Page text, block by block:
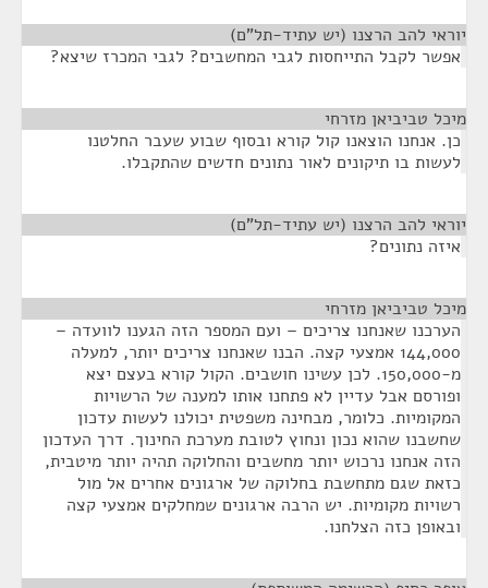
יוראי להב הרצנו (יש עתיד-תל"ם)
אפשר לקבל התייחסות לגבי המחשבים? לגבי המכרז שיצא?
מיכל טביביאן מזרחי
כן. אנחנו הוצאנו קול קורא ובסוף שבוע שעבר החלטנו
לעשות בו תיקונים לאור נתונים חדשים שהתקבלו.
יוראי להב הרצנו (יש עתיד-תל"ם)
איזה נתונים?
מיכל טביביאן מזרחי
הערכנו שאנחנו צריכים – ועם המספר הזה הגענו לוועדה –
144,000 אמצעי קצה. הבנו שאנחנו צריכים יותר, למעלה
מ-150,000. לכן עשינו חושבים. הקול קורא בעצם יצא
ופורסם אבל עדיין לא פתחנו אותו למענה של הרשויות
המקומיות. כלומר, מבחינה משפטית יכולנו לעשות עדכון
שחשבנו שהוא נכון ונחוץ לטובת מערכת החינוך. דרך העדכון
הזה אנחנו נרכוש יותר מחשבים והחלוקה תהיה יותר מיטבית,
כזאת שגם מתחשבת בחלוקה של ארגונים אחרים אל מול
רשויות מקומיות. יש הרבה ארגונים שמחלקים אמצעי קצה
ובאופן כזה הצלחנו.